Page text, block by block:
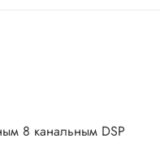
8 канальным DSP